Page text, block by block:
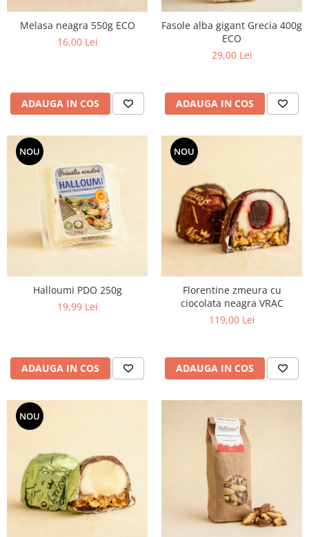
Melasa neagra 550g ECO
16,00 Lei
ADAUGA IN COS
Fasole alba gigant Grecia 400g
ECO
29,00 Lei
ADAUGA IN COS
NOU
Halloumi PDO 250g
19,99 Lei
ADAUGA IN COS
NOU
Florentine zmeura cu
ciocolata neagra VRAC
119,00 Lei
ADAUGA IN COS
NOU